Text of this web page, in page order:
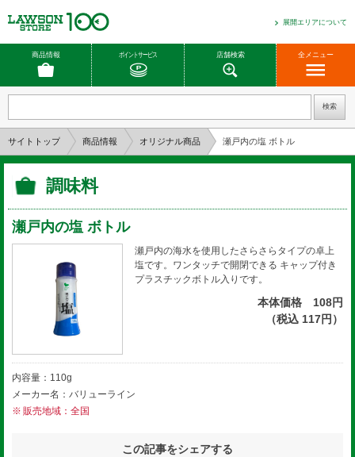
展開エリアについて
商品情報 ポイントサービス 店舗検索 全メニュー
サイトトップ 商品情報 オリジナル商品 瀬戸内の塩 ボトル
調味料
瀬戸内の塩 ボトル
瀬戸内の海水を使用したさらさらタイプの卓上
塩です。ワンタッチで開閉できる キャップ付き
プラスチックボトル入りです。
本体価格 108円
（税込 117円）
内容量：110g
メーカー名：バリューライン
販売地域：全国
この記事をシェアする